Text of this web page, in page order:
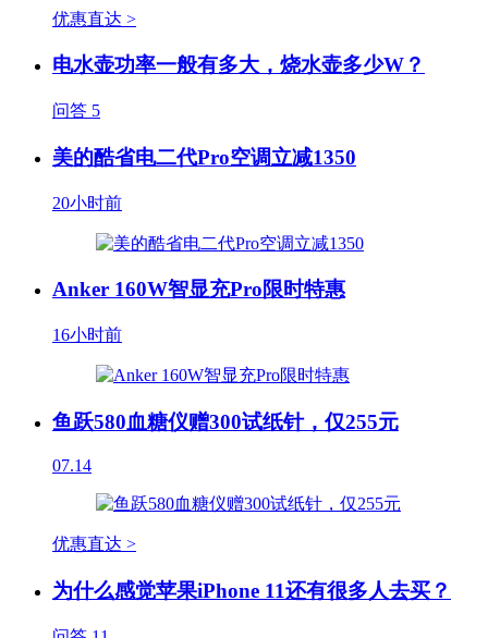
优惠直达 >
电水壶功率一般有多大，烧水壶多少W？
问答 5
美的酷省电二代Pro空调立减1350
20小时前
Anker 160W智显充Pro限时特惠
16小时前
鱼跃580血糖仪赠300试纸针，仅255元
07.14
优惠直达 >
为什么感觉苹果iPhone 11还有很多人去买？